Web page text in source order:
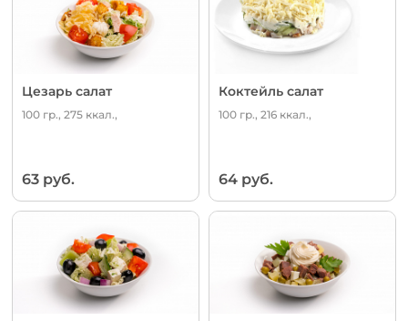
Цезарь салат
100 гр., 275 ккал.,
63 руб.
Коктейль салат
100 гр., 216 ккал.,
64 руб.